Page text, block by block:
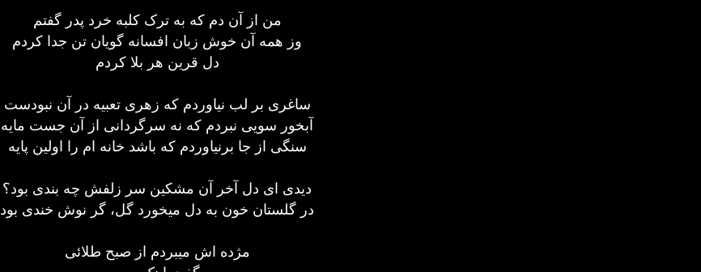
من از آن دم که به ترک کلبه خرد پدر گفتم
وز همه آن خوش زبان افسانه گویان تن جدا کردم
دل قرین هر بلا کردم
ساغری بر لب نیاوردم که زهری تعبیه در آن نبودست
آبخور سویی نبردم که نه سرگردانی از آن جست مایه
سنگی از جا برنیاوردم که باشد خانه ام را اولین پایه
دیدی ای دل آخر آن مشکین سر زلفش چه بندی بود؟
در گلستان خون به دل میخورد گل، گر نوش خندی بود
مژده اش میبردم از صبح طلائی